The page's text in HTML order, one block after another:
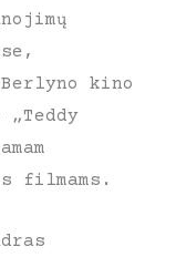
kino
filmams.